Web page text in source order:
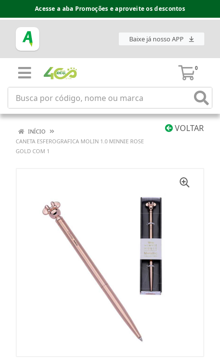
Acesse a aba Promoções e aproveite os descontos
Baixe já nosso APP
0
VOLTAR
INÍCIO
CANETA ESFEROGRAFICA MOLIN 1.0 MINNIE ROSE
GOLD COM 1